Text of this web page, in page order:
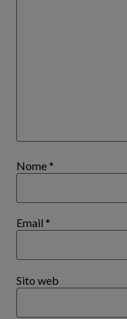
Nome *
Email *
Sito web